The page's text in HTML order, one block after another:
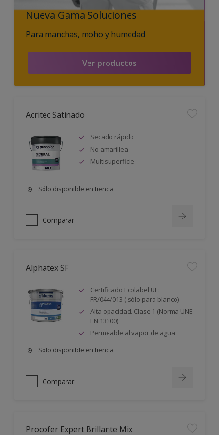
Nueva Gama Soluciones
Para manchas, moho y humedad
Ver productos
Acritec Satinado
Secado rápido
No amarillea
Multisuperficie
Sólo disponible en tienda
Comparar
Alphatex SF
Certificado Ecolabel UE:
FR/044/013 ( sólo para blanco)
Alta opacidad. Clase 1 (Norma UNE
EN 13300)
Permeable al vapor de agua
Sólo disponible en tienda
Comparar
Procofer Expert Brillante Mix